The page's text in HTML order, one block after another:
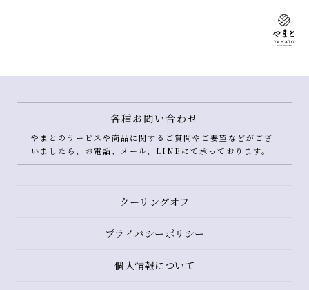
各種お問い合わせ
やまとのサービスや商品に関するご質問やご要望などがござ
いましたら、お電話、メール、LINEにて承っております。
クーリングオフ
プライバシーポリシー
個人情報について